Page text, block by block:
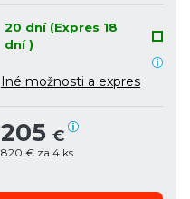
20 dní (Expres 18
dní )
Iné možnosti a expres
205 €
820 € za 4 ks